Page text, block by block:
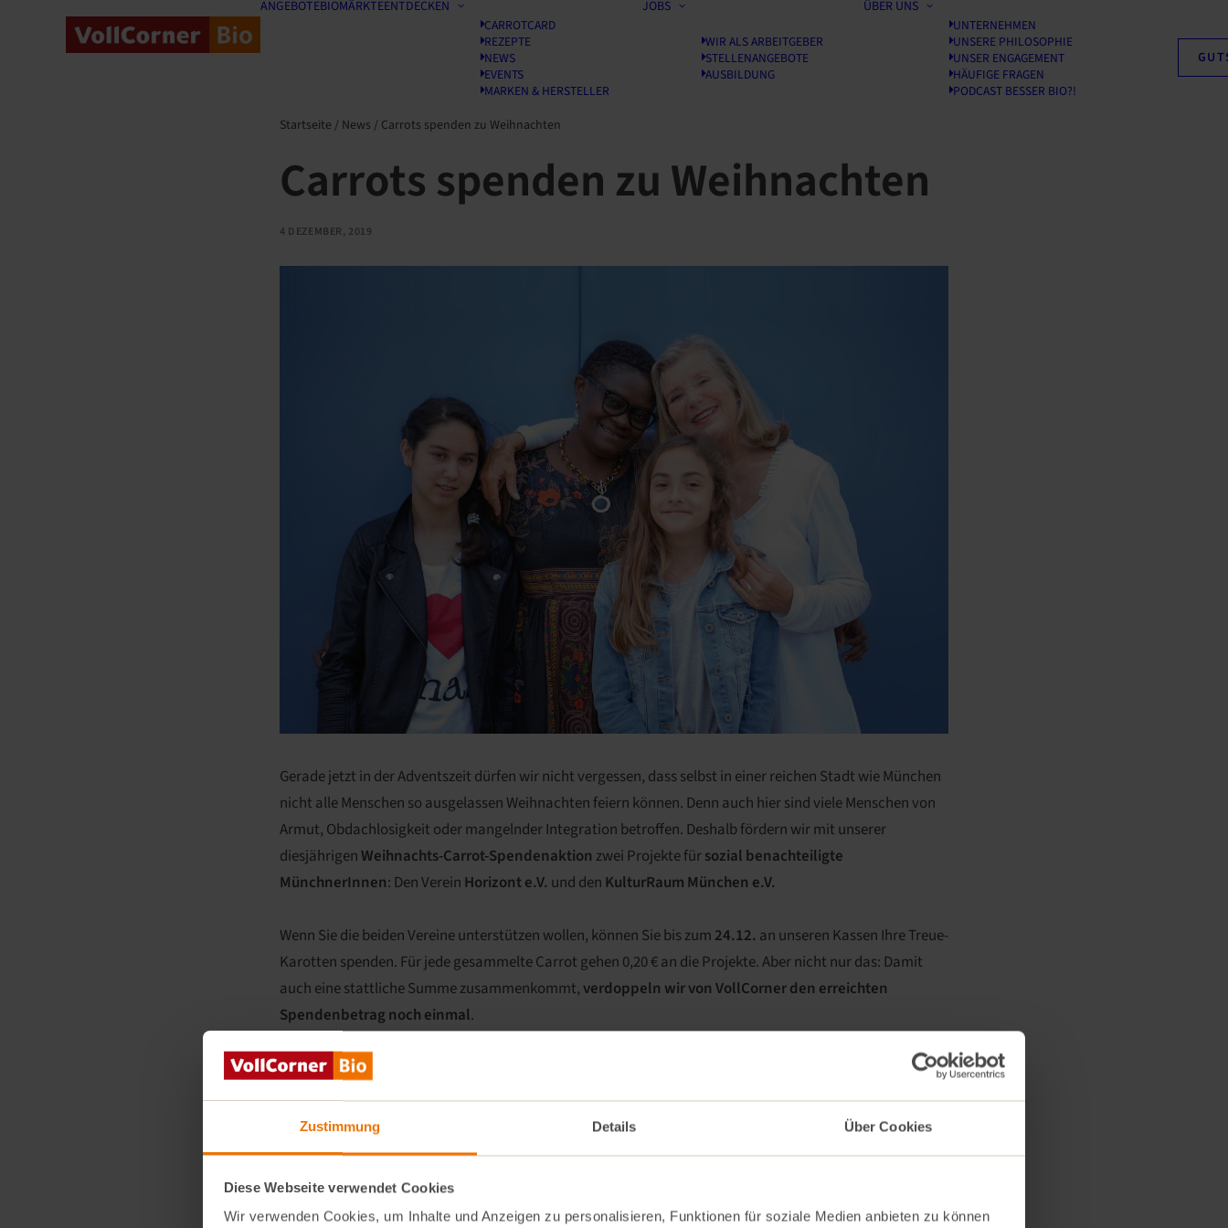
Zustimmung Details Über Cookies
Diese Webseite verwendet Cookies
Wir verwenden Cookies, um Inhalte und Anzeigen zu personalisieren, Funktionen für soziale Medien anbieten zu können
ANGEBOTEBIOMÄRKTEENTDECKEN
CARROTCARD
REZEPTE
NEWS
EVENTS
MARKEN & HERSTELLER
JOBS
WIR ALS ARBEITGEBER
STELLENANGEBOTE
AUSBILDUNG
ÜBER UNS
UNTERNEHMEN
UNSERE PHILOSOPHIE
UNSER ENGAGEMENT
HÄUFIGE FRAGEN
PODCAST BESSER BIO?!
Startseite / News / Carrots spenden zu Weihnachten
Carrots spenden zu Weihnachten
4 DEZEMBER, 2019
Gerade jetzt in der Adventszeit dürfen wir nicht vergessen, dass selbst in einer reichen Stadt wie München
nicht alle Menschen so ausgelassen Weihnachten feiern können. Denn auch hier sind viele Menschen von
Armut, Obdachlosigkeit oder mangelnder Integration betroffen. Deshalb fördern wir mit unserer
diesjährigenWeihnachts-Carrot-Spendenaktion zwei Projekte fürsozial benachteiligte
MünchnerInnen: Den Verein Horizont e.V. und den KulturRaum München e.V.
Wenn Sie die beiden Vereine unterstützen wollen, können Sie bis zum 24.12. an unseren Kassen Ihre Treue-
Karotten spenden. Für jede gesammelte Carrot gehen 0,20 € an die Projekte. Aber nicht nur das: Damit
auch eine stattliche Summe zusammenkommt,verdoppeln wir von VollCorner den erreichten
Spendenbetrag noch einmal.
School in Tansania zusammengetragen, die wir auf 20.468‬ € verdoppeln konnten.
KulturRaum München e.V. – Kultur ist für alle da!
Kulturelle Teilhabe für alle Menschen unabhängig von ihrem Geldbeutel – das ist die Idee hinter
KulturRaum München. Denn egal welche Herkunft, welches Alter oder welche Bildung: Ein Besuch im